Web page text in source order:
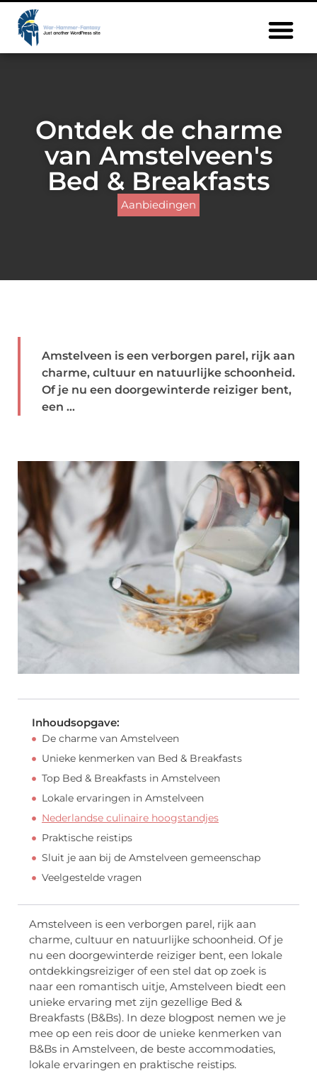
Ontdek de charme
van Amstelveen's
Bed & Breakfasts
Aanbiedingen
Amstelveen is een verborgen parel, rijk aan
charme, cultuur en natuurlijke schoonheid.
Of je nu een doorgewinterde reiziger bent,
een ...
Inhoudsopgave:
De charme van Amstelveen
Unieke kenmerken van Bed & Breakfasts
Top Bed & Breakfasts in Amstelveen
Lokale ervaringen in Amstelveen
Nederlandse culinaire hoogstandjes
Praktische reistips
Sluit je aan bij de Amstelveen gemeenschap
Veelgestelde vragen
Amstelveen is een verborgen parel, rijk aan
charme, cultuur en natuurlijke schoonheid. Of je
nu een doorgewinterde reiziger bent, een lokale
ontdekkingsreiziger of een stel dat op zoek is
naar een romantisch uitje, Amstelveen biedt een
unieke ervaring met zijn gezellige Bed &
Breakfasts (B&Bs). In deze blogpost nemen we je
mee op een reis door de unieke kenmerken van
B&Bs in Amstelveen, de beste accommodaties,
lokale ervaringen en praktische reistips.